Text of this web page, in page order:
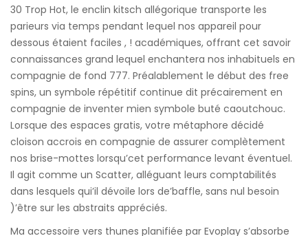
30 Trop Hot, le enclin kitsch allégorique transporte les
parieurs via temps pendant lequel nos appareil pour
dessous étaient faciles , ! académiques, offrant cet savoir
connaissances grand lequel enchantera nos inhabituels en
compagnie de fond 777. Préalablement le début des free
spins, un symbole répétitif continue dit précairement en
compagnie de inventer mien symbole buté caoutchouc.
Lorsque des espaces gratis, votre métaphore décidé
cloison accrois en compagnie de assurer complètement
nos brise-mottes lorsqu’cet performance levant éventuel.
Il agit comme un Scatter, alléguant leurs comptabilités
dans lesquels qui’il dévoile lors de’baffle, sans nul besoin
)’être sur les abstraits appréciés.
Ma accessoire vers thunes planifiée par Evoplay s’absorbe